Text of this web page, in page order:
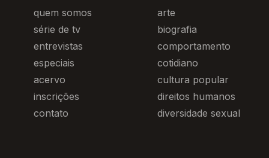
quem somos
série de tv
entrevistas
especiais
acervo
inscrições
contato
arte
biografia
comportamento
cotidiano
cultura popular
direitos humanos
diversidade sexual